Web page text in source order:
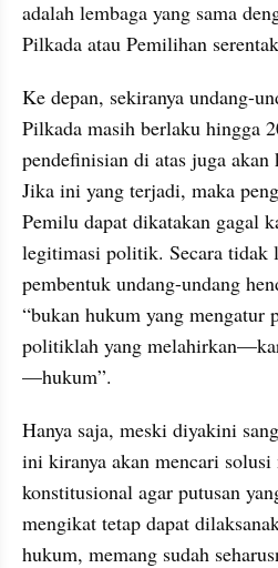
adalah lembaga yang sama
Pilkada atau Pemilihan
Ke depan, sekiranya undang-
Pilkada masih berlaku hingga
pendefinisian di atas juga akan
Jika ini yang terjadi, maka
Pemilu dapat dikatakan gagal
legitimasi politik. Secara tidak
pembentuk undang-undang
“bukan hukum yang
politiklah yang
—hukum”.
Hanya saja, meski diyakini
ini kiranya akan mencari solusi
konstitusional agar putusan
mengikat tetap dapat
hukum, memang sudah